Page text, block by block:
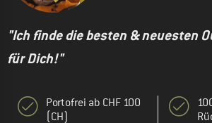
"Ich finde die besten & neuesten
für Dich!"
Portofrei ab CHF 100
(CH)